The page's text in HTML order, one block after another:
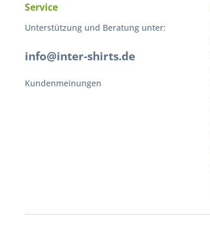
Service
Unterstützung und Beratung unter:
info@inter-shirts.de
Kundenmeinungen